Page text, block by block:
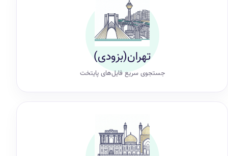
تهران(بزودی)
جستجوی سریع فایل‌های پایتخت